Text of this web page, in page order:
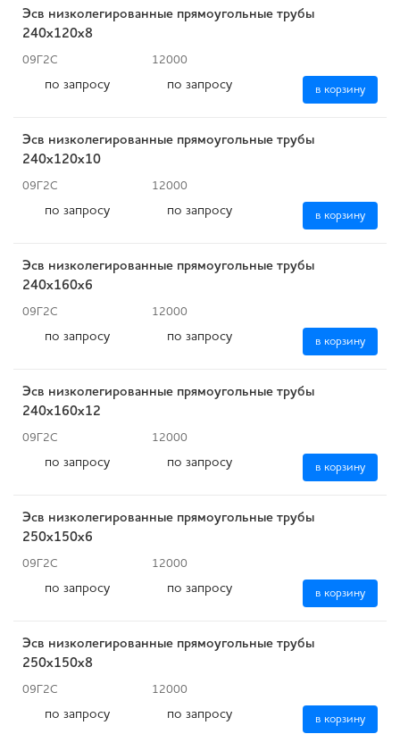
Эсв низколегированные прямоугольные трубы
240x120x8
09Г2С 12000
по запросу по запросу в корзину
Эсв низколегированные прямоугольные трубы
240x120x10
09Г2С 12000
по запросу по запросу в корзину
Эсв низколегированные прямоугольные трубы
240x160x6
09Г2С 12000
по запросу по запросу в корзину
Эсв низколегированные прямоугольные трубы
240x160x12
09Г2С 12000
по запросу по запросу в корзину
Эсв низколегированные прямоугольные трубы
250x150x6
09Г2С 12000
по запросу по запросу в корзину
Эсв низколегированные прямоугольные трубы
250x150x8
09Г2С 12000
по запросу по запросу в корзину